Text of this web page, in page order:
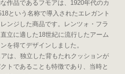
作品であるフモアは、1920年代のカ
という名称で導入されたエレガント
ンジした商品です。レンツォ・フラ
立に適した18世紀に流行したアーム
を得てデザインしました。
は、独立した背もたれクッションが
トであることも特徴であり、当時と